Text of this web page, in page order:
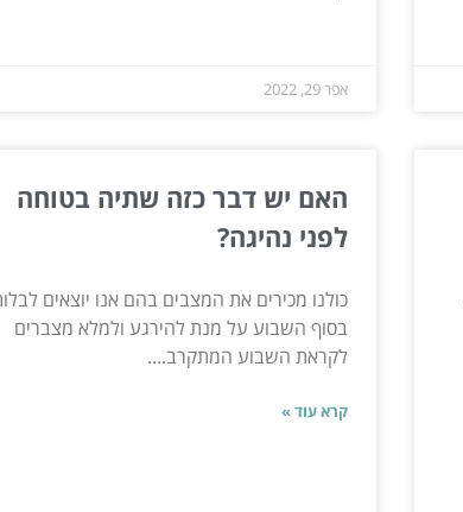
אפר 29, 2022
האם יש דבר כזה שתיה בטוחה
לפני נהיגה?
כולנו מכירים את המצבים בהם אנו יוצאים
בסוף השבוע על מנת להירגע ולמלא מצברים
לקראת השבוע המתקרב....
קרא עוד »